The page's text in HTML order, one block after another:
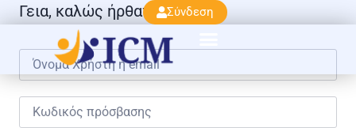
Σύνδεση
Γεια, καλώς ήρθατε πάλι!